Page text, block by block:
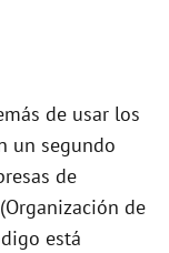
de usar los
un segundo
de
(Organización de
está